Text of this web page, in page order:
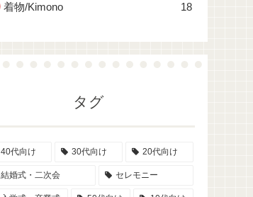
着物/Kimono 18
タグ
40代向け 30代向け 20代向け
結婚式・二次会 セレモニー